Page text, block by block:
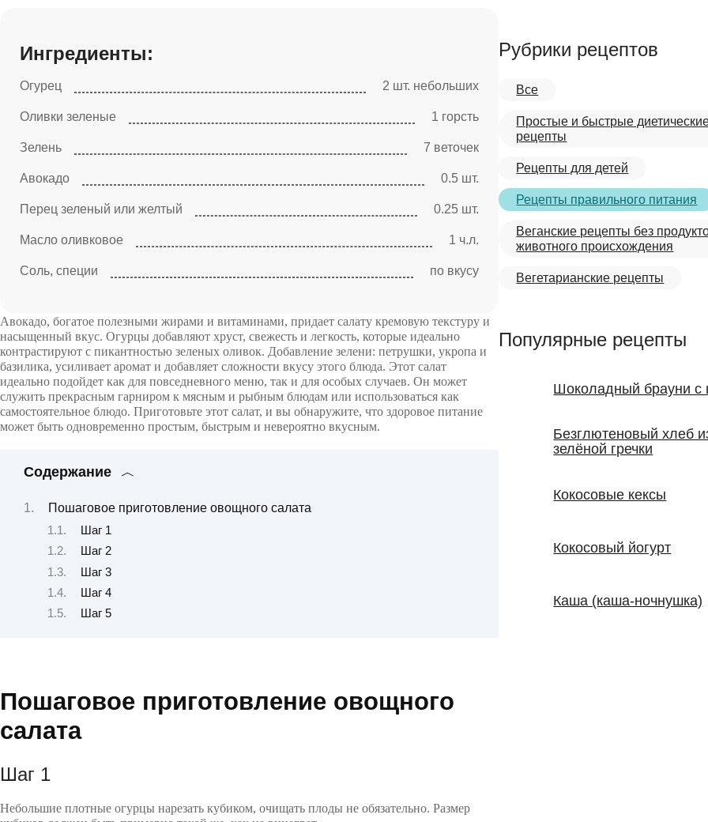
Ингредиенты:
Огурец 2 шт. небольших
Оливки зеленые 1 горсть
Зелень 7 веточек
Авокадо 0.5 шт.
Перец зеленый или желтый 0.25 шт.
Масло оливковое 1 ч.л.
Соль, специи по вкусу
Авокадо, богатое полезными жирами и витаминами, придает салату кремовую текстуру и
насыщенный вкус. Огурцы добавляют хруст, свежесть и легкость, которые идеально
контрастируют с пикантностью зеленых оливок. Добавление зелени: петрушки, укропа и
базилика, усиливает аромат и добавляет сложности вкусу этого блюда. Этот салат
идеально подойдет как для повседневного меню, так и для особых случаев. Он может
служить прекрасным гарниром к мясным и рыбным блюдам или использоваться как
самостоятельное блюдо. Приготовьте этот салат, и вы обнаружите, что здоровое питание
может быть одновременно простым, быстрым и невероятно вкусным.
Содержание
Пошаговое приготовление овощного салата
Шаг 1
Шаг 2
Шаг 3
Шаг 4
Шаг 5
Пошаговое приготовление овощного
салата
Шаг 1
Небольшие плотные огурцы нарезать кубиком, очищать плоды не обязательно. Размер
Рубрики рецептов
Все
Простые и быстрые
рецепты
Рецепты для детей
Рецепты правильного питания
Веганские рецепты без
животного происхождения
Вегетарианские рецепты
Популярные рецепты
Шоколадный брауни с
Безглютеновый хлеб
зелёной гречки
Кокосовые кексы
Кокосовый йогурт
Каша (каша-ночнушка)